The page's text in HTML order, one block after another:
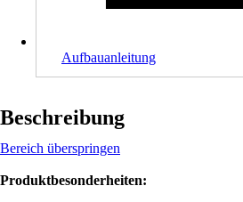
Aufbauanleitung
Beschreibung
Bereich überspringen
Produktbesonderheiten: